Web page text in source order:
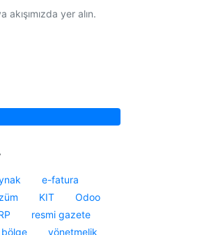
akışımızda yer alın.
e-fatura
KIT
Odoo
resmi gazete
yönetmelik